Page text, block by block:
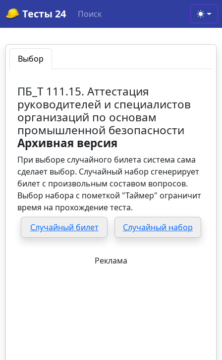
Тесты 24 Поиск
Выбор
ПБ_Т 111.15. Аттестация
руководителей и специалистов
организаций по основам
промышленной безопасности
Архивная версия
При выборе случайного билета система сама
сделает выбор. Случайный набор сгенерирует
билет с произвольным составом вопросов.
Выбор набора с пометкой "Таймер" ограничит
время на прохождение теста.
Случайный билет
Случайный набор
Реклама